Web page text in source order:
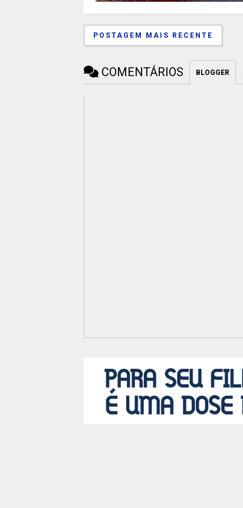
POSTAGEM MAIS RECENTE
COMENTÁRIOS BLOGGER